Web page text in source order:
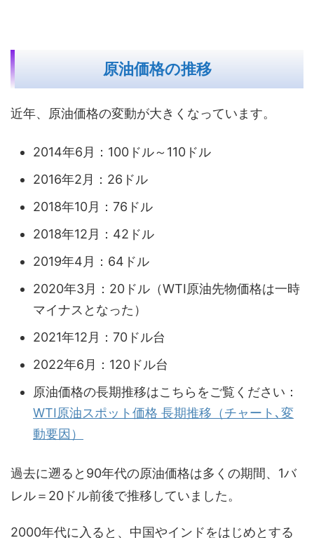
原油価格の推移
近年、原油価格の変動が大きくなっています。
2014年6月：100ドル～110ドル
2016年2月：26ドル
2018年10月：76ドル
2018年12月：42ドル
2019年4月：64ドル
2020年3月：20ドル（WTI原油先物価格は一時
マイナスとなった）
2021年12月：70ドル台
2022年6月：120ドル台
原油価格の長期推移はこちらをご覧ください：
WTI原油スポット価格 長期推移（チャート､変
動要因）
過去に遡ると90年代の原油価格は多くの期間、1バ
レル＝20ドル前後で推移していました。
2000年代に入ると、中国やインドをはじめとする